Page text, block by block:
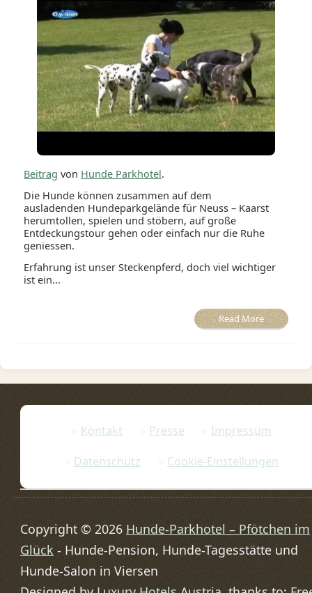
Beitrag von Hunde Parkhotel.
Die Hunde können zusammen auf dem
ausladenden Hundeparkgelände für Neuss – Kaarst
herumtollen, spielen und stöbern, auf große
Entdeckungstour gehen oder einfach nur die Ruhe
geniessen.
Erfahrung ist unser Steckenpferd, doch viel wichtiger
ist ein...
Read More
Kontakt Presse
Impressum
Datenschutz
Cookie-Einstellungen
Copyright © 2026 Hunde-Parkhotel – Pfötchen im
Glück - Hunde-Pension, Hunde-Tagesstätte und
Hunde-Salon in Viersen